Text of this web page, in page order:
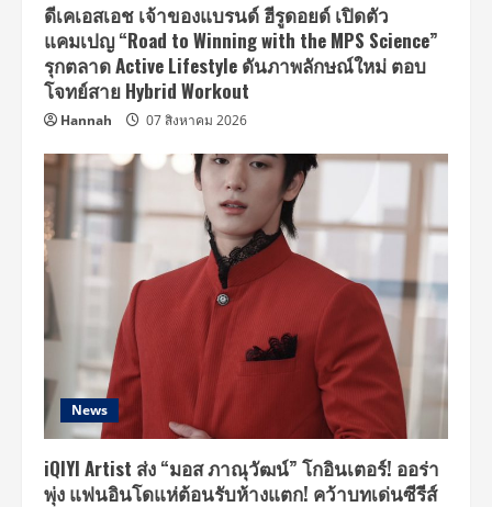
ดีเคเอสเอช เจ้าของแบรนด์ ฮีรูดอยด์ เปิดตัว
แคมเปญ “Road to Winning with the MPS Science”
รุกตลาด Active Lifestyle ดันภาพลักษณ์ใหม่ ตอบ
โจทย์สาย Hybrid Workout
Hannah 07 สิงหาคม 2026
News
iQIYI Artist ส่ง “มอส ภาณุวัฒน์” โกอินเตอร์! ออร่า
พุ่ง แฟนอินโดแห่ต้อนรับห้างแตก! คว้าบทเด่นซีรีส์